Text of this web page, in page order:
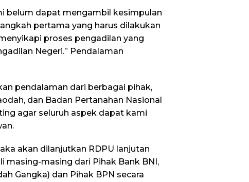
belum dapat mengambil kesimpulan
pertama yang harus dilakukan
proses pengadilan yang
Negeri.” Pendalaman
pendalaman dari berbagai pihak,
dan Badan Pertanahan Nasional
agar seluruh aspek dapat kami
akan dilanjutkan RDPU lanjutan
masing-masing dari Pihak Bank BNI,
Gangka) dan Pihak BPN secara